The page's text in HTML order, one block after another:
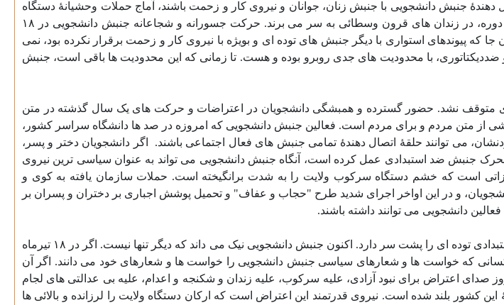
دهندۀ جنبش دانشجویی با جنبش زنان، جوانان و نیروی کار و زحمت باشند، آماج حملات وحشیانۀ دستگاه
سرکوب ولایت قرار گرفتند. سرکوبی که در نتیجۀ آن هنوز هم بخشی از فعالین دانشجویی آن دوره، در زندان های قرون وسطائی به سر می برند. حرکت جسورانه و شجاعانه جنبش دانشجویی در ۱۸
جا که پیوندهای استواری با دیگر جنبش های توده ای و بویژه با نیروی کار و زحمت برقرار نکرده بود، نمی
با محدودیت های جدی روبرو بوده و هست. تا زمانی که این محدودیت ها باقی است، جنبش
متوقف نشد. حضور گسترده و همبشگی دانشجویان در اعتراضات و حرکت های یک سال گذشته در متن
از متن مردم و برای مردم است. فعالین جنبش دانشجویی که امروزه در صد ها دانشگاه سراسر کشور،
می توانند حلقۀ اتصال دهندۀ تمامی جنبش های فعال اجتماعی باشند.
اگر دانشجویان دختر و پسر،
جنبش ضد استبدادی عمل کرده است، آنگاه جنبش دانشجویی می تواند به عنوان سیاسی ترین نیروی
است که خشم دستگاه سرکوب ولایت را به شدت برانگیخته است. حملات سازمان یافته به کوی و
و در این اواخر اجرای شدید طرح "حجاب و عفاف" و تحمیل پوشش اجباری بر دختران و پسران بر
دانشجویی می توانند داشته باشند.
امسال جنبش دانشجویی در حالی به استقبال ۱۸ تیر می رود که یک سال تجربۀ مبارزه ضداسستبدادی توده ای را پشت سر دارد. اکنون جنبش دانشجویی نیک می داند که دیگر تنها نیست. اگر در ۱۸ تیرماه
که خواست ها و شعارهای سیاسی جنبش دانشجویی را خواست ها و شعارهای خود می دانند. اگر آن
صدای اعتراض برای نبود آزادی، علیه سرکوب، علیه زندان و شکنجه و اعدام، علیه بی عدالتی های لجام
بلند شده است. نیروی قدرتمند این اعتراض است که ارکان دستگاه ولایت را لرزانده و بالائی ها